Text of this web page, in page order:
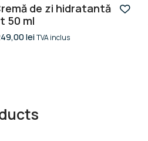
de zi hidratantă
50 ml
leiTVA inclus